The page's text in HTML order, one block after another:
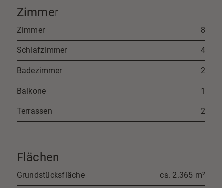
Zimmer
Zimmer 8
Schlafzimmer 4
Badezimmer 2
Balkone 1
Terrassen 2
Flächen
Grundstücksfläche ca. 2.365 m²